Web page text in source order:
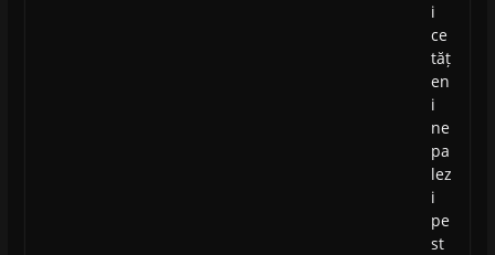
i
ce
tăț
en
i
ne
pa
lez
i
pe
st